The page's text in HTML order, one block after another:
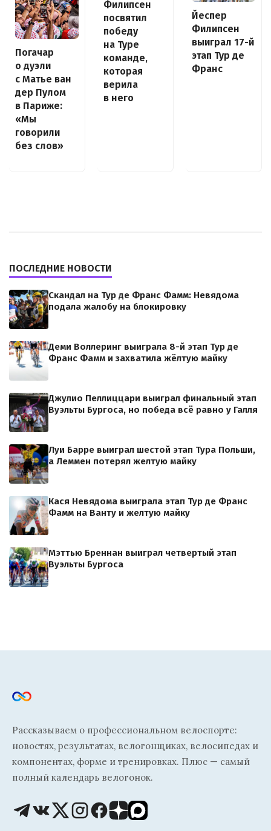
Погачар
о дуэли
с Матье ван
дер Пулом
в Париже:
«Мы
говорили
без слов»
Филипсен
посвятил
победу
на Туре
команде,
которая
верила
в него
Йеспер
Филипсен
выиграл 17-й
этап Тур де
Франс
ПОСЛЕДНИЕ НОВОСТИ
Скандал на Тур де Франс Фамм: Невядома
подала жалобу на блокировку
Деми Воллеринг выиграла 8-й этап Тур де
Франс Фамм и захватила жёлтую майку
Джулио Пеллиццари выиграл финальный этап
Вуэльты Бургоса, но победа всё равно у Галля
Луи Барре выиграл шестой этап Тура Польши,
а Леммен потерял желтую майку
Кася Невядома выиграла этап Тур де Франс
Фамм на Ванту и желтую майку
Мэттью Бреннан выиграл четвертый этап
Вуэльты Бургоса
Рассказываем о профессиональном велоспорте:
новостях, результатах, велогонщиках, велосипедах и
компонентах, форме и тренировках. Плюс — самый
полный календарь велогонок.